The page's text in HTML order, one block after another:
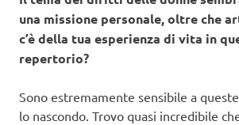
una missione personale, oltre che
c’è della tua esperienza di vita in
repertorio?
Sono estremamente sensibile a
lo nascondo. Trovo quasi incredibile